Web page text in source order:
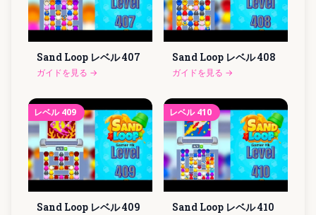
Sand Loop レベル407
ガイドを見る →
Sand Loop レベル408
ガイドを見る →
レベル 409
Sand Loop レベル409
レベル 410
Sand Loop レベル410